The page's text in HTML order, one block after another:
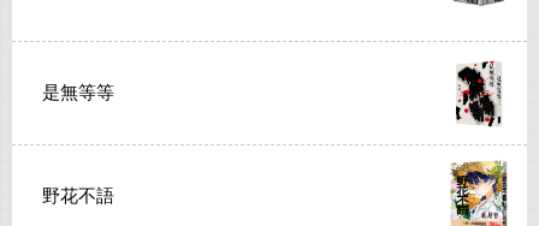
是無等等
野花不語